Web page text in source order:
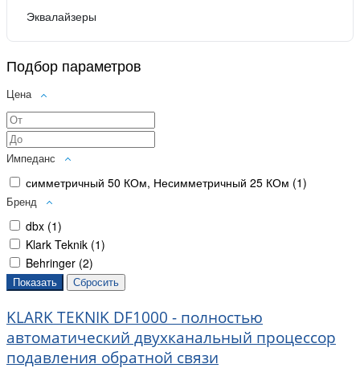
Эквалайзеры
Подбор параметров
Цена
Импеданс
симметричный 50 КОм, Несимметричный 25 КОм (1)
Бренд
dbx (1)
Klark Teknik (1)
Behringer (2)
KLARK TEKNIK DF1000 - полностью
автоматический двухканальный процессор
подавления обратной связи